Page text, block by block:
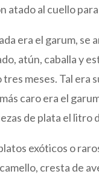
atado al cuello
era el garum, se
atún, caballa y
meses. Tal era
caro era el
de plata el litro
exóticos o
cresta de